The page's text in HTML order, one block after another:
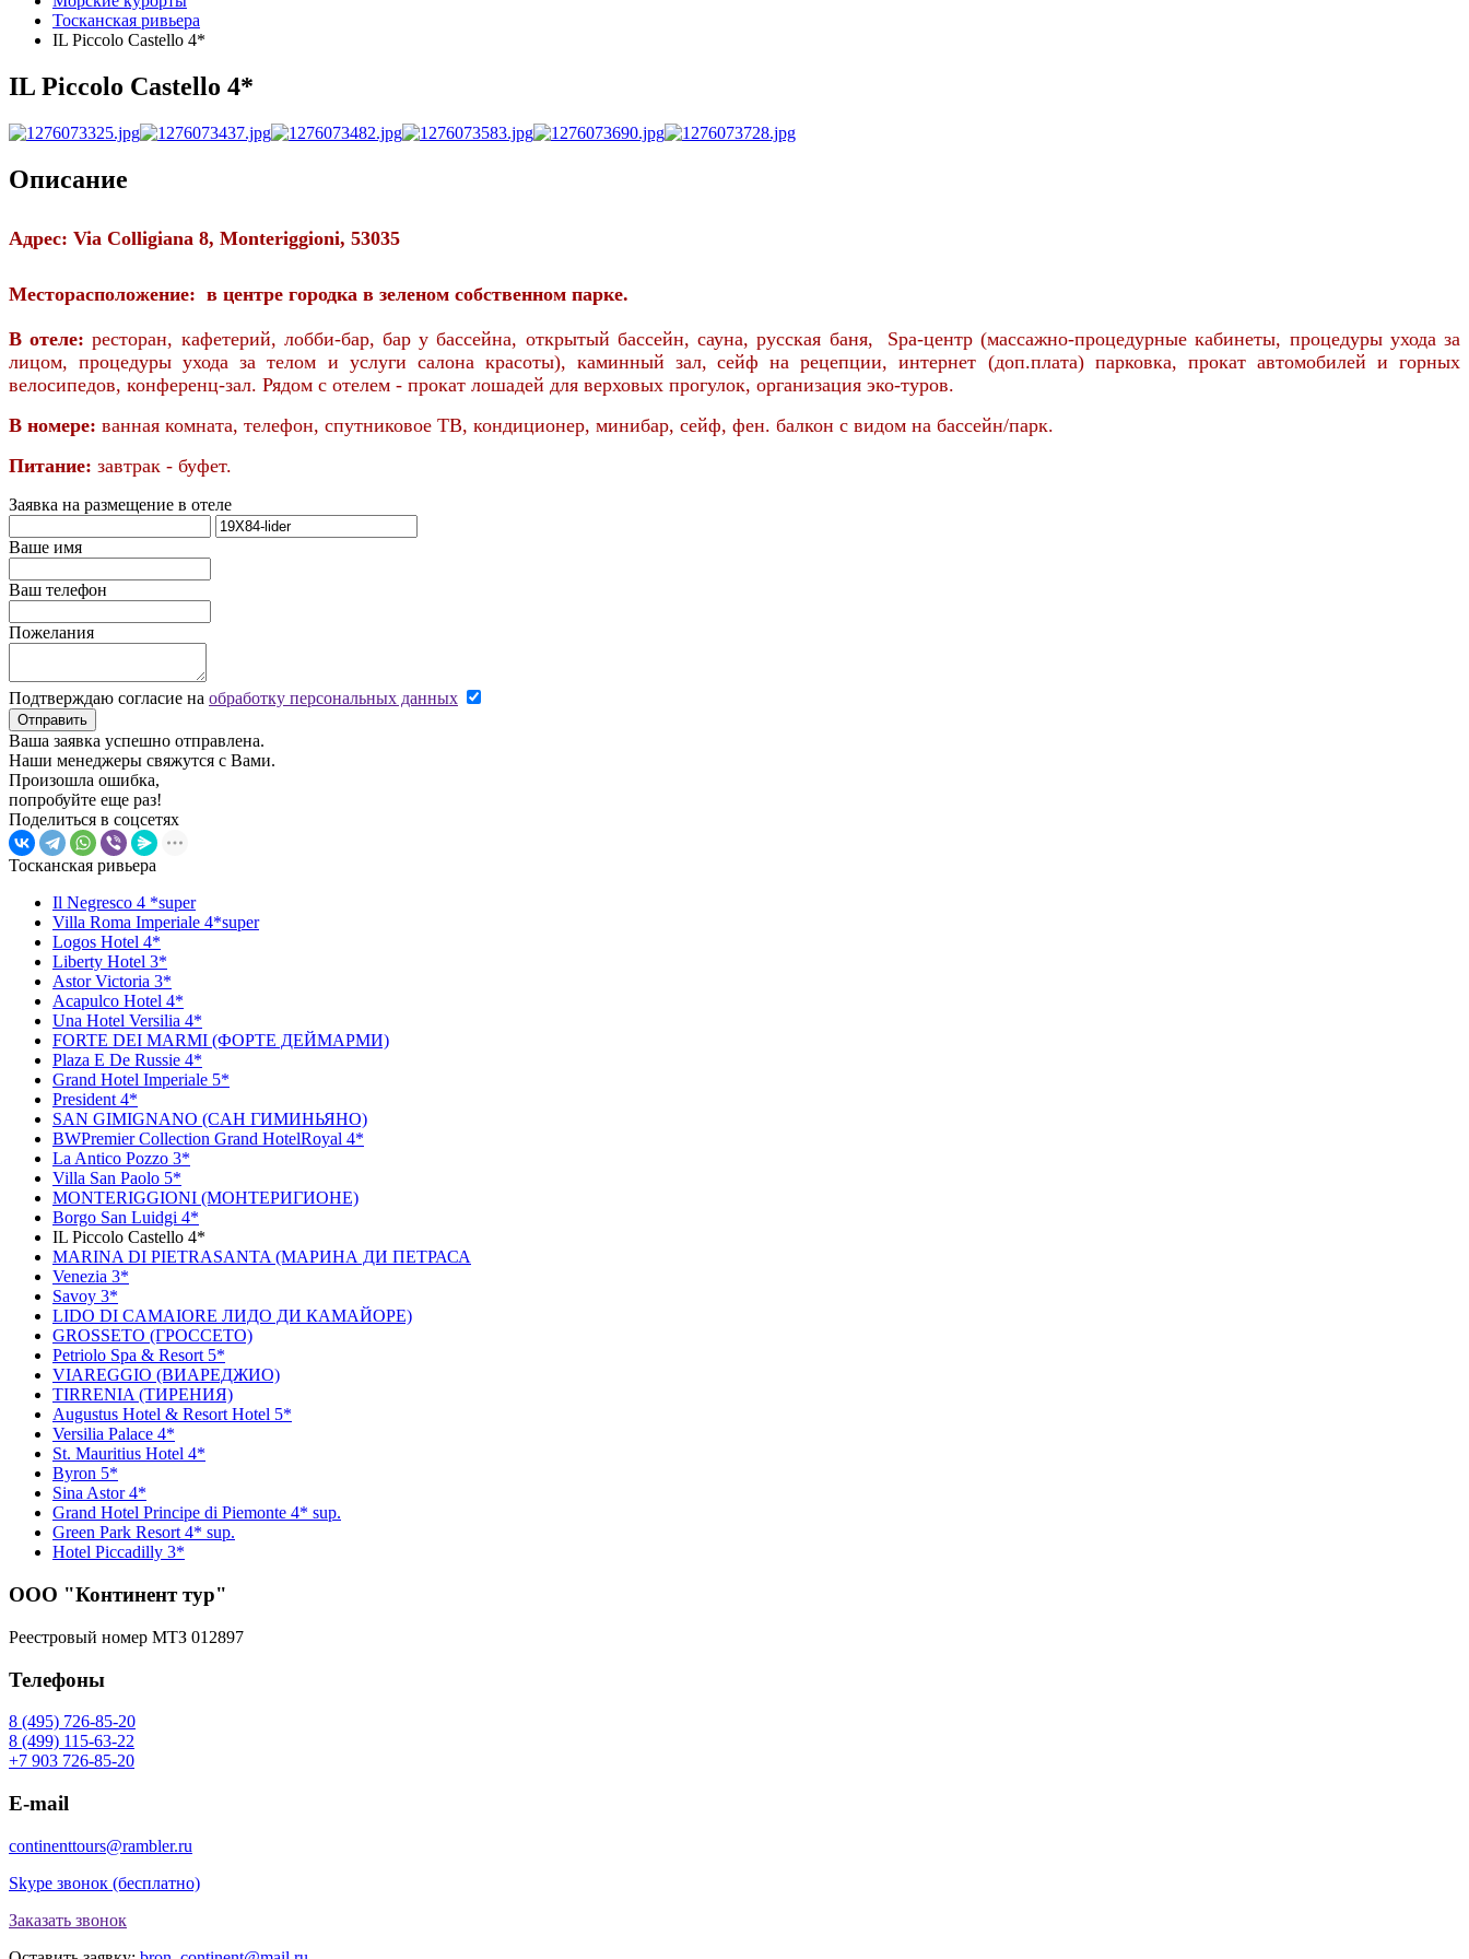
Тосканская ривьера
IL Piccolo Castello 4*
IL Piccolo Castello 4*
Описание
Адрес: Via Colligiana 8, Monteriggioni, 53035
Месторасположение: в центре городка в зеленом собственном парке.
В отеле: ресторан, кафетерий, лобби-бар, бар у бассейна, открытый бассейн, сауна, русская баня,
Spa-центр (массажно-процедурные кабинеты, процедуры ухода за
лицом, процедуры ухода за телом и услуги салона красоты), каминный зал, сейф на рецепции, интернет (доп.плата) парковка, прокат автомобилей и горных
велосипедов, конференц-зал. Рядом с отелем - прокат лошадей для верховых прогулок, организация эко-туров.
В номере: ванная комната, телефон, спутниковое ТВ, кондиционер, минибар, сейф, фен. балкон с видом на бассейн/парк.
Питание: завтрак - буфет.
Заявка на размещение в отеле
Ваше имя
Ваш телефон
Пожелания
Подтверждаю согласие на обработку персональных данных
Отправить
Ваша заявка успешно отправлена.
Наши менеджеры свяжутся с Вами.
Произошла ошибка,
попробуйте еще раз!
Поделиться в соцсетях
Тосканская ривьера
Il Negresco 4 *super
Villa Roma Imperiale 4*super
Logos Hotel 4*
Liberty Hotel 3*
Astor Victoria 3*
Acapulco Hotel 4*
Una Hotel Versilia 4*
FORTE DEI MARMI (ФОРТЕ ДЕЙМАРМИ)
Plaza E De Russie 4*
Grand Hotel Imperiale 5*
President 4*
SAN GIMIGNANO (CАН ГИМИНЬЯНО)
BWPremier Collection Grand HotelRoyal 4*
La Antico Pozzo 3*
Villa San Paolo 5*
MONTERIGGIONI (МОНТЕРИГИОНЕ)
Borgo San Luidgi 4*
IL Piccolo Castello 4*
MARINA DI PIETRASANTA (МАРИНА ДИ ПЕТРАСА
Venezia 3*
Savoy 3*
LIDO DI CAMAIORE ЛИДО ДИ КАМАЙОРЕ)
GROSSETO (ГРОССЕТО)
Petriolo Spa & Resort 5*
VIAREGGIO (ВИАРЕДЖИО)
TIRRENIA (ТИРЕНИЯ)
Augustus Hotel & Resort Hotel 5*
Versilia Palace 4*
St. Mauritius Hotel 4*
Byron 5*
Sina Astor 4*
Grand Hotel Principe di Piemonte 4* sup.
Green Park Resort 4* sup.
Hotel Piccadilly 3*
ООО "Континент тур"
Реестровый номер МТЗ 012897
Телефоны
8 (495) 726-85-20
8 (499) 115-63-22
+7 903 726-85-20
E-mail
continenttours@rambler.ru
Skype звонок (бесплатно)
Заказать звонок